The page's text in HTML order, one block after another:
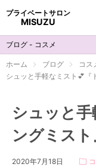
プライベートサロン
MISUZU
メニュー
コスメ
サロン
お客様の声
ブログ - コスメ
ホーム ブログ
コス
シュッと手軽なミスト💕『
シュッと
ングミスト
2020年7月18日